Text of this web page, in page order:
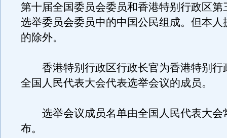
第十届全国委员会委员和香港特别行政区第
选举委员会委员中的中国公民组成。但本人
的除外。
香港特别行政区行政长官为香港特别行
全国人民代表大会代表选举会议的成员。
选举会议成员名单由全国人民代表大会
布。